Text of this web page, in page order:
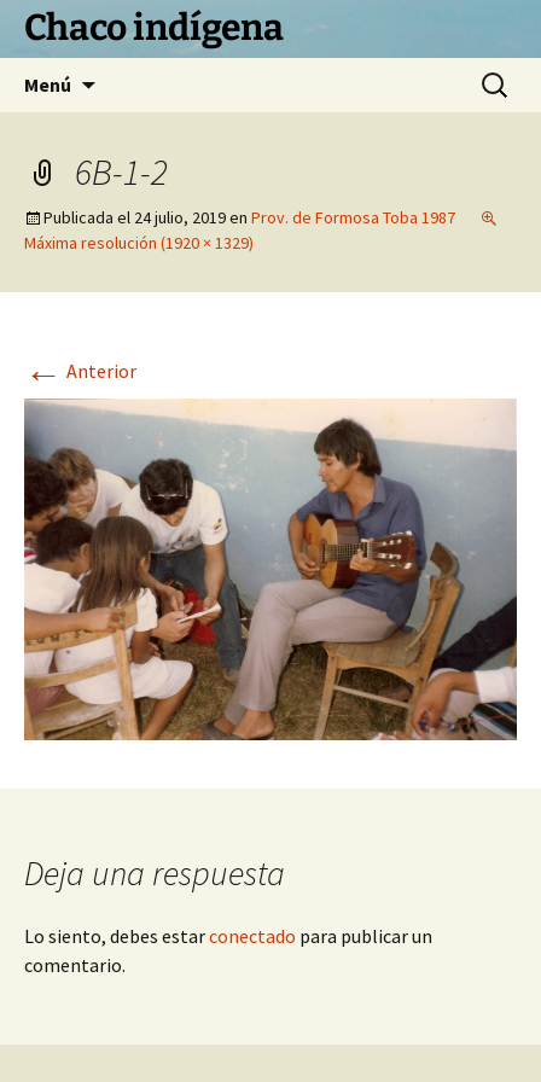
Chaco indígena
Menú Buscar:
6B-1-2
Publicada el 24 julio, 2019en Prov. de Formosa Toba 1987
Máxima resolución (1920 × 1329)
← Anterior
Deja una respuesta
Lo siento, debes estarconectado para publicar un
comentario.